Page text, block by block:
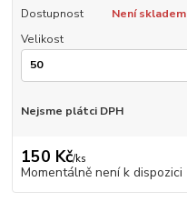
Dostupnost
Není skladem
Velikost
Nejsme plátci DPH
150 Kč/ks
Momentálně není k dispozici